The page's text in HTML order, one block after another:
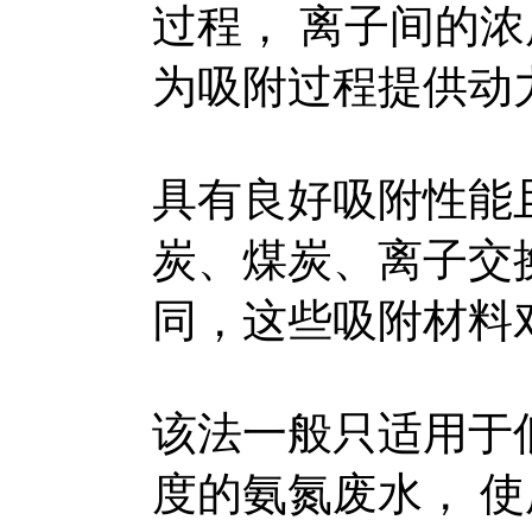
过程， 离子间的
为吸附过程提供动
具有良好吸附性能
炭、煤炭、离子交
同，这些吸附材
该法一般只适用于
度的氨氮废水，